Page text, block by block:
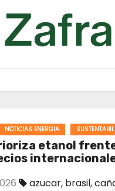
NOTICIAS ENERGIA
etanol
azucar, brasil,